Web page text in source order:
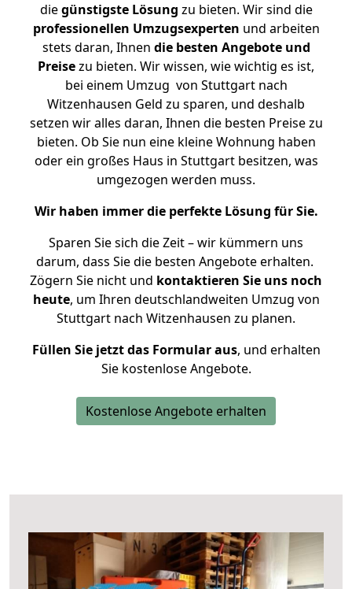
diegünstigste Lösung zu bieten. Wir sind die
professionellen Umzugsexperten und arbeiten
stets daran, Ihnen die besten Angebote und
Preisezu bieten. Wir wissen, wie wichtig es ist,
bei einem Umzug von Stuttgart nach
Witzenhausen Geld zu sparen, und deshalb
setzen wir alles daran, Ihnen die besten Preise zu
bieten. Ob Sie nun eine kleine Wohnung haben
oder ein großes Haus in Stuttgart besitzen, was
umgezogen werden muss.
Wir haben immer die perfekte Lösung für Sie.
Sparen Sie sich die Zeit – wir kümmern uns
darum, dass Sie die besten Angebote erhalten.
Zögern Sie nicht und kontaktieren Sie uns noch
heute, um Ihren deutschlandweiten Umzug von
Stuttgart nach Witzenhausen zu planen.
Füllen Sie jetzt das Formular aus, und erhalten
Sie kostenlose Angebote.
Kostenlose Angebote erhalten